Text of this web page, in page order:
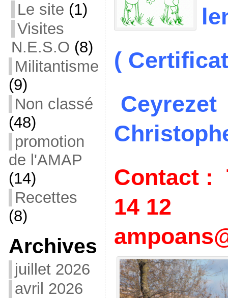
Le site (1)
Visites
N.E.S.O (8)
Militantisme
(9)
Non classé
(48)
promotion
de l'AMAP
(14)
Recettes
(8)
Archives
juillet 2026
avril 2026
(
Contact :
14